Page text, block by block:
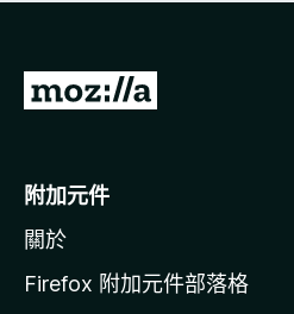
有
前
o
i
l
附加元件
關於
Firefox 附加元件部落格